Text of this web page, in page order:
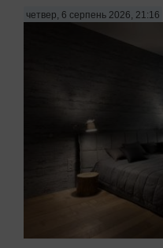
четвер, 6 серпень 2026, 21:16